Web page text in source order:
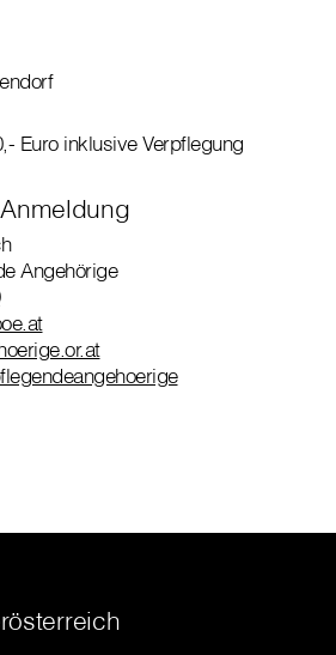
Euro inklusive Verpflegung
Angehörige